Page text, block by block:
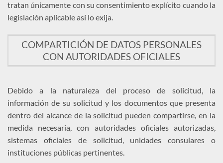
tratan únicamente con su consentimiento explícito cuando la
legislación aplicable así lo exija.
COMPARTICIÓN DE DATOS PERSONALES
CON AUTORIDADES OFICIALES
Debido a la naturaleza del proceso de solicitud, la
información de su solicitud y los documentos que presenta
dentro del alcance de la solicitud pueden compartirse, en la
medida necesaria, con autoridades oficiales autorizadas,
sistemas oficiales de solicitud, unidades consulares o
instituciones públicas pertinentes.